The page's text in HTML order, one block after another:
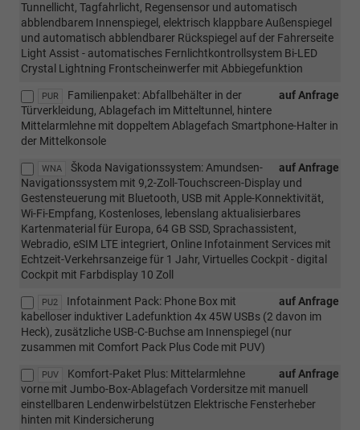
Tunnellicht, Tagfahrlicht, Regensensor und automatisch
abblendbarem Innenspiegel, elektrisch klappbare Außenspiegel
und automatisch abblendbarer Rückspiegel auf der Fahrerseite
Light Assist - automatisches Fernlichtkontrollsystem Bi-LED
Crystal Lightning Frontscheinwerfer mit Abbiegefunktion
PUR auf Anfrage
Familienpaket: Abfallbehälter in der
Türverkleidung, Ablagefach im Mitteltunnel, hintere
Mittelarmlehne mit doppeltem Ablagefach Smartphone-Halter in
der Mittelkonsole
WNA auf Anfrage
Škoda Navigationssystem: Amundsen-
Navigationssystem mit 9,2-Zoll-Touchscreen-Display und
Gestensteuerung mit Bluetooth, USB mit Apple-Konnektivität,
Wi-Fi-Empfang, Kostenloses, lebenslang aktualisierbares
Kartenmaterial für Europa, 64 GB SSD, Sprachassistent,
Webradio, eSIM LTE integriert, Online Infotainment Services mit
Echtzeit-Verkehrsanzeige für 1 Jahr, Virtuelles Cockpit - digital
Cockpit mit Farbdisplay 10 Zoll
PU2 auf Anfrage
Infotainment Pack: Phone Box mit
kabelloser induktiver Ladefunktion 4x 45W USBs (2 davon im
Heck), zusätzliche USB-C-Buchse am Innenspiegel (nur
zusammen mit Comfort Pack Plus Code mit PUV)
PUV auf Anfrage
Komfort-Paket Plus: Mittelarmlehne
vorne mit Jumbo-Box-Ablagefach Vordersitze mit manuell
einstellbaren Lendenwirbelstützen Elektrische Fensterheber
hinten mit Kindersicherung